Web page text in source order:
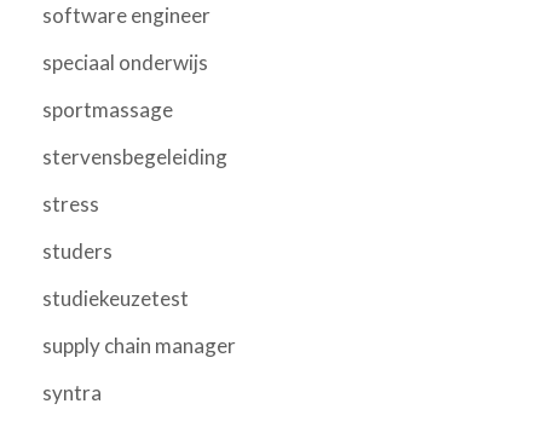
software engineer
speciaal onderwijs
sportmassage
stervensbegeleiding
stress
studers
studiekeuzetest
supply chain manager
syntra